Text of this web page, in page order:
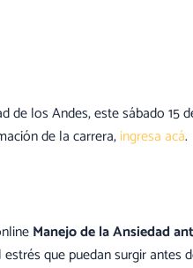
los Andes, este sábado 15
de la carrera,ingresa acá.
Manejo de la Ansiedad
que puedan surgir antes